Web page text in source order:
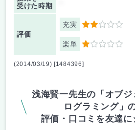
受けた時期
評価
充実 2
楽単 1
(2014/03/19) [1484396]
浅海賢一先生の「オブ
ログラミング」
評価・口コミを友達に